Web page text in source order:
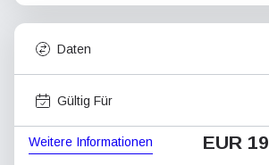
Daten
Gültig Für
Weitere Informationen EUR 19